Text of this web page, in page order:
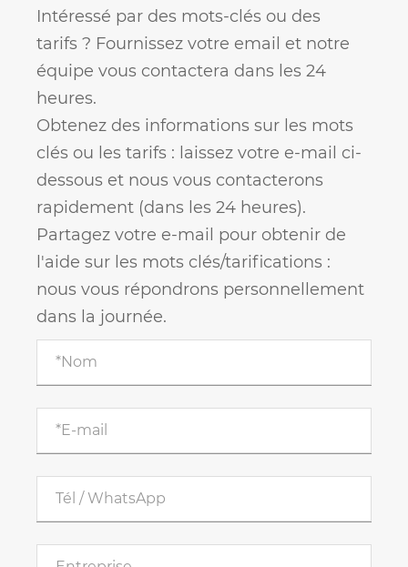
Intéressé par des mots-clés ou des
tarifs ? Fournissez votre email et notre
équipe vous contactera dans les 24
heures.
Obtenez des informations sur les mots
clés ou les tarifs : laissez votre e-mail ci-
dessous et nous vous contacterons
rapidement (dans les 24 heures).
Partagez votre e-mail pour obtenir de
l'aide sur les mots clés/tarifications :
nous vous répondrons personnellement
dans la journée.